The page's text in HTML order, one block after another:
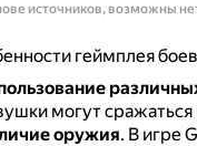
источников, возможны
геймплея
могут сражаться
оружия. В игре